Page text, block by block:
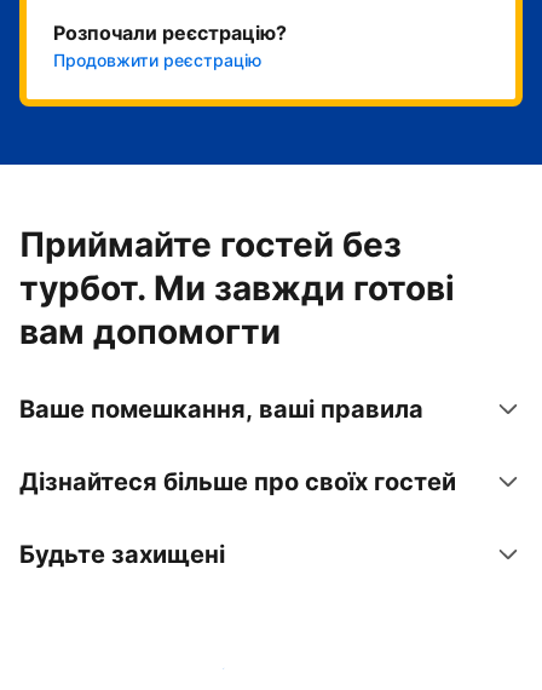
Розпочали реєстрацію?
Продовжити реєстрацію
Приймайте гостей без
турбот. Ми завжди готові
вам допомогти
Ваше помешкання, ваші правила
Дізнайтеся більше про своїх гостей
Будьте захищені
Зареєструвати помешкання вже зараз